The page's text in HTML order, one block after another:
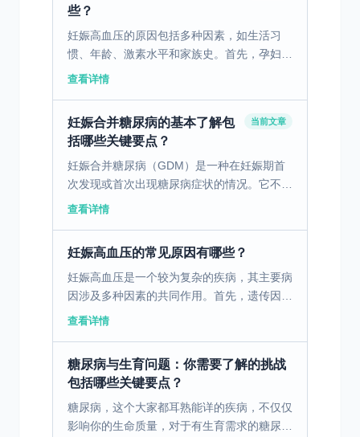
些？
妊娠高血压的原因包括多种因素，如生活习
惯、年龄、激素水平和家族史。首先，孕妇的
不健康饮食和缺乏运动等不良生活习惯会显著
查看详情
妊娠合并糖尿病的基本了解包
括哪些关键要点？
当前文章
妊娠合并糖尿病（GDM）是一种在妊娠期首
次发现或首次出现糖尿病症状的情况。它不同
于妊娠前已存在的糖尿病，因为它是在怀孕期
查看详情
妊娠高血压的常见原因有哪些？
妊娠高血压是一个较为复杂的疾病，其主要病
因涉及多种因素的共同作用。首先，遗传因素
在妊娠高血压的发生中起着重要作用。如果一
查看详情
糖尿病与生育问题：你需要了解的挑战
包括哪些关键要点？
糖尿病，这个大家都耳熟能详的疾病，不仅仅
影响你的生命质量，对于有生育需求的糖尿病